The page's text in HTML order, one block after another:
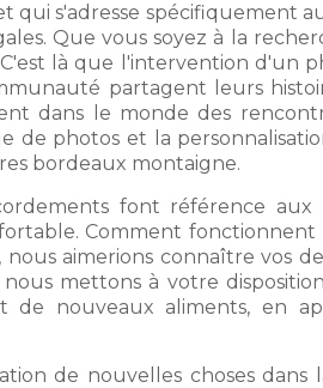
qui s'adresse spécifiquement
Que vous soyez à la
C'est là que l'intervention
partagent leurs
dans le monde des
de photos et la
bordeaux montaigne.
font référence
Comment fonctionnent
aimerions connaître vos
mettons à votre
de nouveaux aliments, en
de nouvelles choses